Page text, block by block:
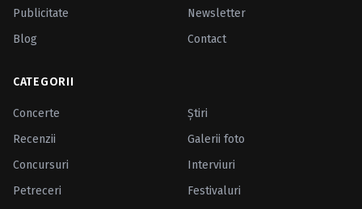
Publicitate
Newsletter
Blog
Contact
CATEGORII
Concerte
Ştiri
Recenzii
Galerii foto
Concursuri
Interviuri
Petreceri
Festivaluri